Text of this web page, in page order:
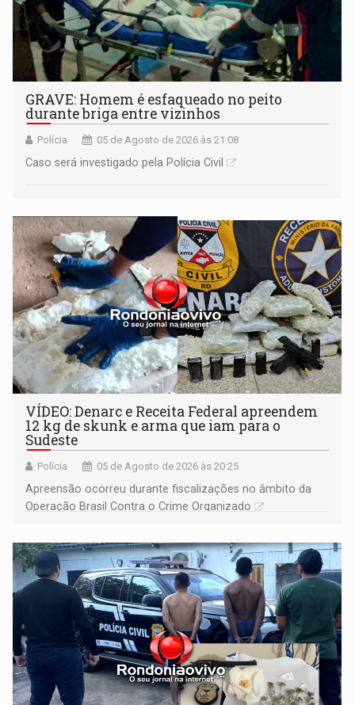
GRAVE: Homem é esfaqueado no peito
durante briga entre vizinhos
Polícia 05 de Agosto de 2026 às 21:08
Caso será investigado pela Polícia Civil
VÍDEO: Denarc e Receita Federal apreendem
12 kg de skunk e arma que iam para o
Sudeste
Polícia 05 de Agosto de 2026 às 20:25
Apreensão ocorreu durante fiscalizações no âmbito da
Operação Brasil Contra o Crime Organizado